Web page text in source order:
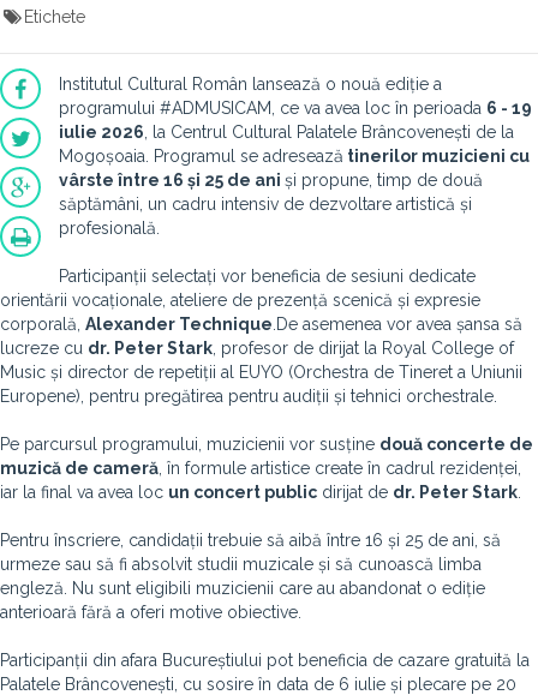
Etichete
Institutul Cultural Român lansează o nouă ediție a
programului #ADMUSICAM, ce va avea loc în perioada 6 - 19
iulie 2026 , la Centrul Cultural Palatele Brâncovenești de la
Mogoșoaia. Programul se adresează tinerilor muzicieni cu
vârste între 16 și 25 de ani și propune, timp de două
săptămâni, un cadru intensiv de dezvoltare artistică și
profesională.
Participanții selectați vor beneficia de sesiuni dedicate
orientării vocaționale, ateliere de prezență scenică și expresie
corporală, Alexander Technique .De asemenea vor avea șansa să
lucreze cu dr. Peter Stark , profesor de dirijat la Royal College of
Music și director de repetiții al EUYO (Orchestra de Tineret a Uniunii
Europene), pentru pregătirea pentru audiții și tehnici orchestrale.
Pe parcursul programului, muzicienii vor susține două concerte de
muzică de cameră , în formule artistice create în cadrul rezidenței,
iar la final va avea loc un concert public dirijat de dr. Peter Stark
Pentru înscriere, candidații trebuie să aibă între 16 și 25 de ani, să
urmeze sau să fi absolvit studii muzicale și să cunoască limba
engleză. Nu sunt eligibili muzicienii care au abandonat o ediție
anterioară fără a oferi motive obiective.
Participanții din afara Bucureștiului pot beneficia de cazare gratuită la
Palatele Brâncovenești, cu sosire în data de 6 iulie și plecare pe 20